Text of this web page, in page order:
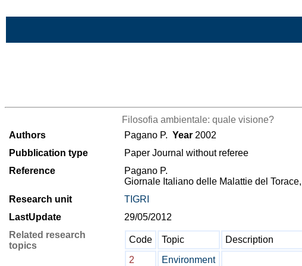
Filosofia ambientale: quale visione?
Authors
Pagano P. Year 2002
Pubblication type
Paper Journal without referee
Reference
Pagano P.
Giornale Italiano delle Malattie del
Research unit
TIGRI
LastUpdate
29/05/2012
Related research
topics
Code Topic
Description
2
Environment